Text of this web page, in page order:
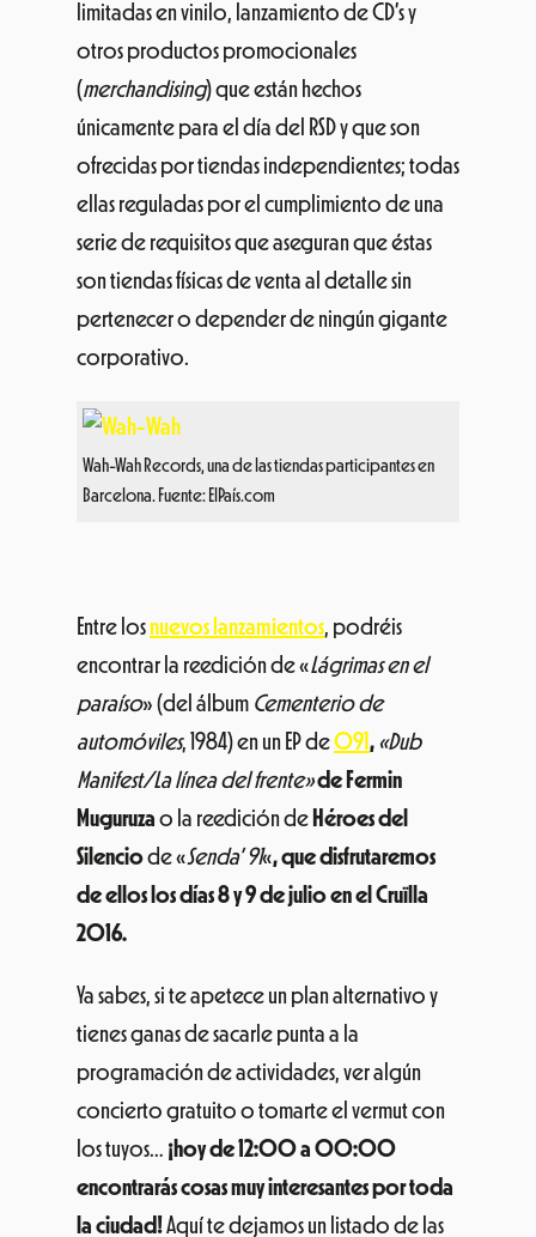
limitadas en vinilo, lanzamiento de CD’s y
otros productos promocionales
(merchandising) que están hechos
únicamente para el día del RSD y que son
ofrecidas por tiendas independientes; todas
ellas reguladas por el cumplimiento de una
serie de requisitos que aseguran que éstas
son tiendas físicas de venta al detalle sin
pertenecer o depender de ningún gigante
corporativo.
Wah-Wah Records, una de las tiendas participantes en
Barcelona. Fuente: ElPaís.com
Entre losnuevos lanzamientos, podréis
encontrar la reedición de «Lágrimas en el
paraíso» (del álbum Cementerio de
automóviles, 1984) en un EP de091 , «Dub
Manifest/La línea del frente»de Fermin
Muguruza o la reedición de Héroes del
Silenciode «Senda’ 91«, que disfrutaremos
de ellos los días 8 y 9 de julio en el Cruïlla
2016.
Ya sabes, si te apetece un plan alternativo y
tienes ganas de sacarle punta a la
programación de actividades, ver algún
concierto gratuito o tomarte el vermut con
los tuyos… ¡hoy de 12:00 a 00:00
encontrarás cosas muy interesantes por toda
la ciudad!Aquí te dejamos un listado de las